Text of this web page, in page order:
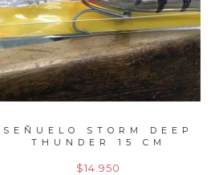
SEÑUELO STORM DEEP
THUNDER 15 CM
$14.950